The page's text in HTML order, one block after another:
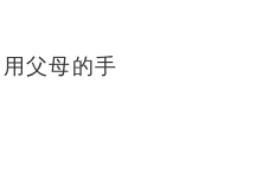
父母的手